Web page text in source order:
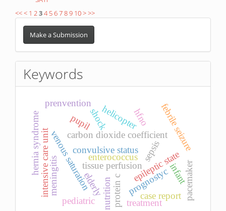
<<< 1 234 56789 10>>>
Make
Submission
Make a Submission
Keywords
tissue perfusion
venous saturation
carbon dioxide coefficient
sepsis
shockhelicopter febrile seizure
convulsive statusepileptic state
intensive care unit elderly prognostyc
protein c
pediatric
infant
hfno
pupil
hernia syndrome
pacemaker
meningitis enterococcus
case report
treatment
prenvention
nutrition